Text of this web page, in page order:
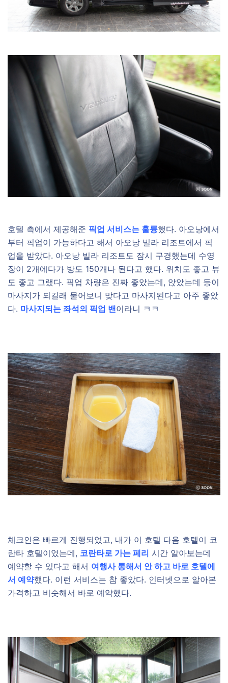
호텔 측에서 제공해준 픽업 서비스는 훌륭했다. 아오낭에서
부터 픽업이 가능하다고 해서 아오낭 빌라 리조트에서 픽
업을 받았다. 아오낭 빌라 리조트도 잠시 구경했는데 수영
장이 2개에다가 방도 150개나 된다고 했다. 위치도 좋고 뷰
도 좋고 그랬다. 픽업 차량은 진짜 좋았는데, 앉았는데 등이
마사지가 되길래 물어보니 맞다고 마사지된다고 아주 좋았
다. 마사지되는 좌석의 픽업 밴이라니 ㅋㅋ
체크인은 빠르게 진행되었고, 내가 이 호텔 다음 호텔이 코
란타 호텔이었는데, 코란타로 가는 페리 시간 알아보는데
예약할 수 있다고 해서 여행사 통해서 안 하고 바로 호텔에
서 예약했다. 이런 서비스는 참 좋았다. 인터넷으로 알아본
가격하고 비슷해서 바로 예약했다.